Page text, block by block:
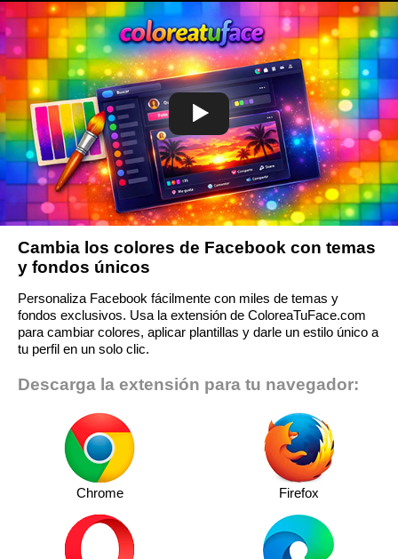
Cambia los colores de Facebook con temas
y fondos únicos
Personaliza Facebook fácilmente con miles de temas y
fondos exclusivos. Usa la extensión de ColoreaTuFace.com
para cambiar colores, aplicar plantillas y darle un estilo único a
tu perfil en un solo clic.
Descarga la extensión para tu navegador:
Chrome Firefox